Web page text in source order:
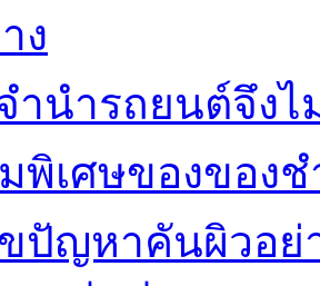
ง
ำนำรถยนต์จึงไ
พิเศษของของ
ปัญหาคันผิวอ